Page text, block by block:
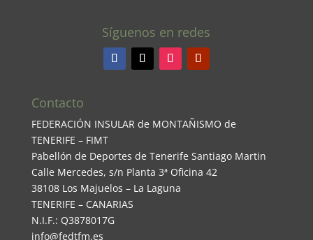
Síguenos en redes
Contacto
FEDERACIÓN INSULAR de MONTAÑISMO de
TENERIFE – FIMT
Pabellón de Deportes de Tenerife Santiago Martin
Calle Mercedes, s/n Planta 3ª Oficina 42
38108 Los Majuelos – La Laguna
TENERIFE – CANARIAS
N.I.F.: Q3878017G
info@fedtfm.es